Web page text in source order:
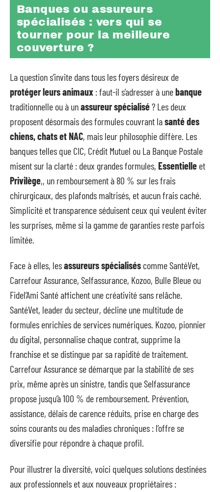
Banques ou assureurs
spécialisés : vers qui se
tourner pour la meilleure
couverture ?
La question s’invite dans tous les foyers désireux de
protéger leurs animaux : faut-il s’adresser à unebanque
traditionnelle ou à unassureur spécialisé? Les deux
proposent désormais des formules couvrant lasanté des
chiens, chats et NAC, mais leur philosophie diffère. Les
banques telles que CIC, Crédit Mutuel ou La Banque Postale
misent sur la clarté : deux grandes formules, Essentielle et
Privilège,, un remboursement à 80 % sur les frais
chirurgicaux, des plafonds maîtrisés, et aucun frais caché.
Simplicité et transparence séduisent ceux qui veulent éviter
les surprises, même si la gamme de garanties reste parfois
limitée.
Face à elles, lesassureurs spécialisés comme SantéVet,
Carrefour Assurance, Selfassurance, Kozoo, Bulle Bleue ou
Fidel’Ami Santé affichent une créativité sans relâche.
SantéVet, leader du secteur, décline une multitude de
formules enrichies de services numériques. Kozoo, pionnier
du digital, personnalise chaque contrat, supprime la
franchise et se distingue par sa rapidité de traitement.
Carrefour Assurance se démarque par la stabilité de ses
prix, même après un sinistre, tandis que Selfassurance
propose jusqu’à 100 % de remboursement. Prévention,
assistance, délais de carence réduits, prise en charge des
soins courants ou des maladies chroniques : l’offre se
diversifie pour répondre à chaque profil.
Pour illustrer la diversité, voici quelques solutions destinées
aux professionnels et aux nouveaux propriétaires :